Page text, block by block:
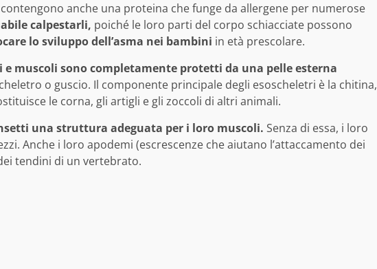
anche una proteina che funge da allergene per numerose
calpestarli, poiché le loro parti del corpo schiacciate possono
lo sviluppo dell’asma nei bambini in età prescolare.
e muscoli sono completamente protetti da una pelle esterna
o guscio. Il componente principale degli esoscheletri è la chitina,
le corna, gli artigli e gli zoccoli di altri animali.
una struttura adeguata per i loro muscoli. Senza di essa, i loro
Anche i loro apodemi (escrescenze che aiutano l’attaccamento dei
tendini di un vertebrato.